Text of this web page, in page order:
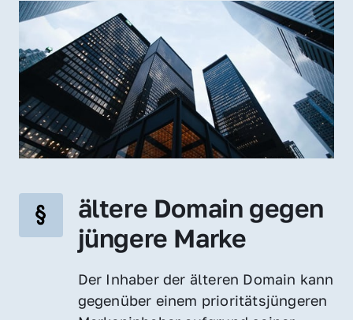
ältere Domain gegen
jüngere Marke
Der Inhaber der älteren Domain kann
gegenüber einem prioritätsjüngeren